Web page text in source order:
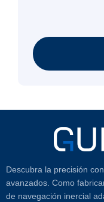
Descubra la precisión
avanzados. Como
de navegación inercial